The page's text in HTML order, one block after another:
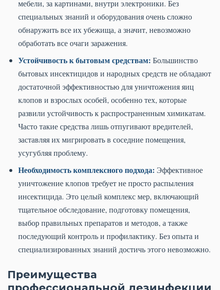
мебели, за картинами, внутри электроники. Без
специальных знаний и оборудования очень сложно
обнаружить все их убежища, а значит, невозможно
обработать все очаги заражения.
Устойчивость к бытовым средствам: Большинство
бытовых инсектицидов и народных средств не обладают
достаточной эффективностью для уничтожения яиц
клопов и взрослых особей, особенно тех, которые
развили устойчивость к распространенным химикатам.
Часто такие средства лишь отпугивают вредителей,
заставляя их мигрировать в соседние помещения,
усугубляя проблему.
Необходимость комплексного подхода: Эффективное
уничтожение клопов требует не просто распыления
инсектицида. Это целый комплекс мер, включающий
тщательное обследование, подготовку помещения,
выбор правильных препаратов и методов, а также
последующий контроль и профилактику. Без опыта и
специализированных знаний достичь этого невозможно.
Преимущества